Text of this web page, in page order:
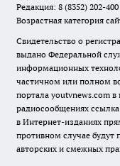
Редакция: 8 (8352) 202-400
Возрастная категория
Свидетельство о
выдано Федеральной
информационных
частичном или полном
портала youtvnews.com в
радиосообщениях
в Интернет-изданиях
противном случае
авторских и смежных